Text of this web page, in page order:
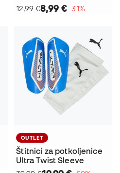
12,99 €8,99 €−31%
OUTLET
Štitnici za potkoljenice
Ultra Twist Sleeve